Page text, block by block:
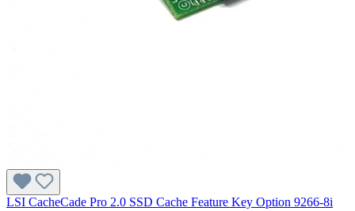
LSI CacheCade Pro 2.0 SSD Cache Feature Key Option 9266-8i